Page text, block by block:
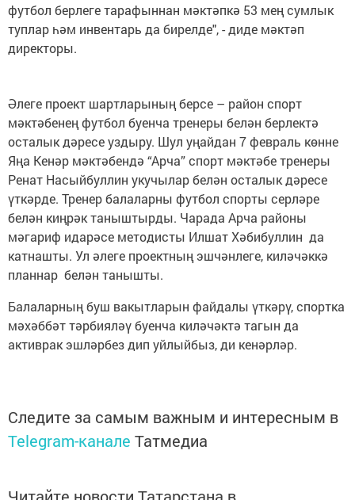
футбол берлеге тарафыннан мәктәпкә 53 мең сумлык
туплар һәм инвентарь да бирелде", - диде мәктәп
директоры.
Әлеге проект шартларының берсе – район спорт
мәктәбенең футбол буенча тренеры белән берлектә
осталык дәресе уздыру. Шул уңайдан 7 февраль көнне
Яңа Кенәр мәктәбендә “Арча” спорт мәктәбе тренеры
Ренат Насыйбуллин укучылар белән осталык дәресе
үткәрде. Тренер балаларны футбол спорты серләре
белән киңрәк таныштырды. Чарада Арча районы
мәгариф идарәсе методисты Илшат Хәбибуллин да
катнашты. Ул әлеге проектның эшчәнлеге, киләчәккә
планнар белән танышты.
Балаларның буш вакытларын файдалы үткәрү, спортка
мәхәббәт тәрбияләү буенча киләчәктә тагын да
активрак эшләрбез дип уйлыйбыз, ди кенәрләр.
Следите за самым важным и интересным в
Telegram-канале Татмедиа
Читайте новости Татарстана в